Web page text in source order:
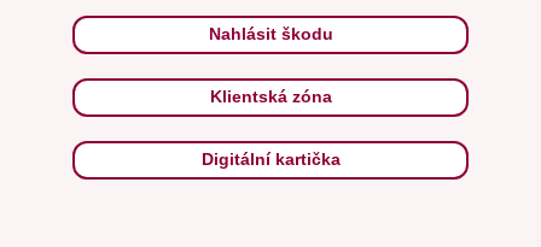
Nahlásit škodu
Klientská zóna
Digitální kartička